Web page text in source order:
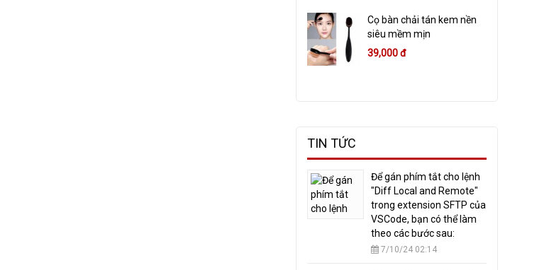
Cọ bàn chải tán kem nền
siêu mềm mịn
39,000 đ
TIN TỨC
​Để gán phím tắt cho lệnh
"Diff Local and Remote"
trong extension SFTP của
VSCode, bạn có thể làm
theo các bước sau:
7/10/24 02:14